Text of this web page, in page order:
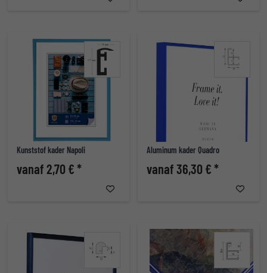
Kunststof kader Napoli
vanaf 2,70 € *
Aluminum kader Quadro
vanaf 36,30 € *